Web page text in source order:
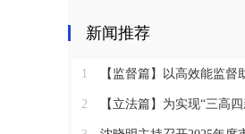
新闻推荐
1 【监督篇】以高效能监督
2 【立法篇】为实现“三高四新”美好